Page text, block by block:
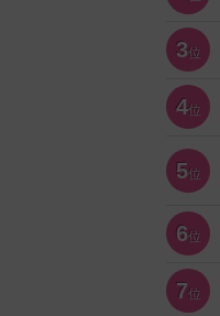
3位
4位
5位
6位
7位